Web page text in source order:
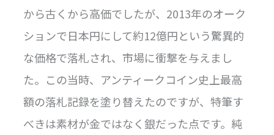
から古くから高価でしたが、2013年のオーク
ションで日本円にして約12億円という驚異的
な価格で落札され、市場に衝撃を与えまし
た。この当時、アンティークコイン史上最高
額の落札記録を塗り替えたのですが、特筆す
べきは素材が金ではなく銀だった点です。純